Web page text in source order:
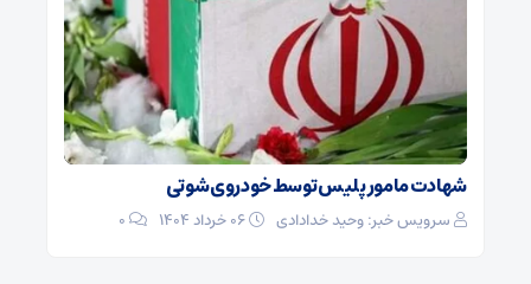
شهادت مامور پلیس توسط خودروی شوتی
سرویس خبر: وحید خدادادی 0